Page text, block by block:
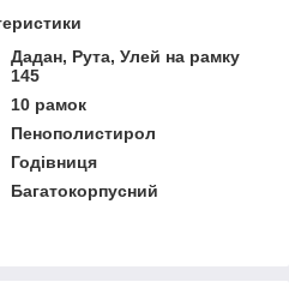
Дадан, Рута, Улей на рамку
145
10 рамок
Пенополистирол
Годівниця
Багатокорпусний